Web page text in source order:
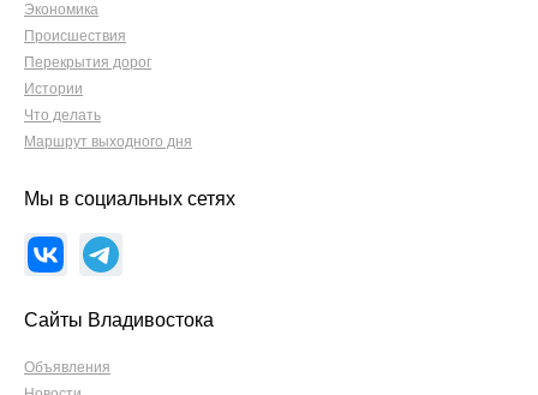
Экономика
Происшествия
Перекрытия дорог
Истории
Что делать
Маршрут выходного дня
Мы в социальных сетях
Сайты Владивостока
Объявления